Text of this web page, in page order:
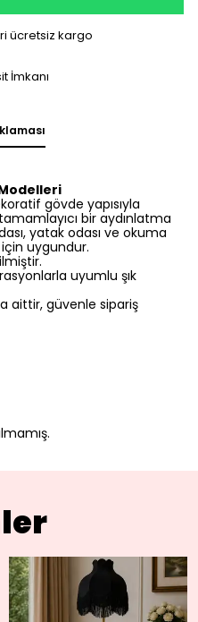
ücretsiz kargo
İmkanı
gövde yapısıyla
bir aydınlatma
yatak odası ve okuma
uygundur.
uyumlu şık
aittir, güvenle sipariş